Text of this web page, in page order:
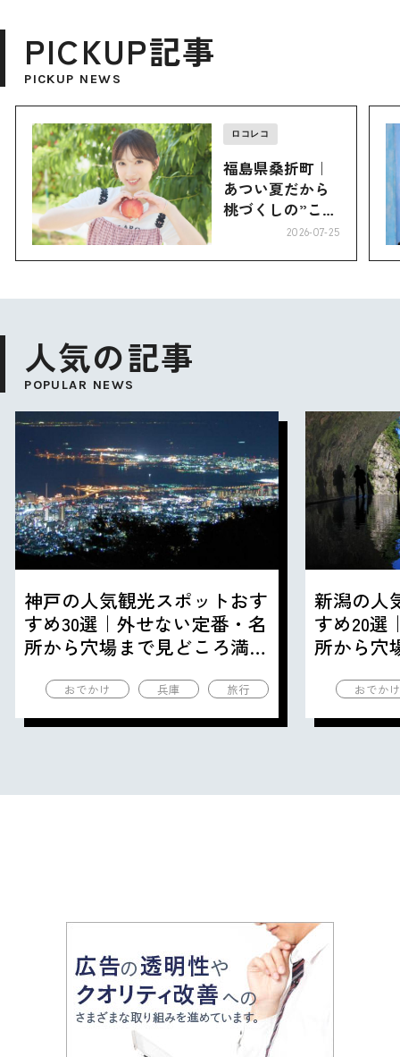
PICKUP記事
PICKUP NEWS
ロコレコ
福島県桑折町｜
あつい夏だから
桃づくしの”こお
2026-07-25
人気の記事
POPULAR NEWS
神戸の人気観光スポットおす
すめ30選｜外せない定番・名
所から穴場まで見どころ満載
おでかけ 兵庫 旅行
新潟の人
すめ20選
所から穴
おでか